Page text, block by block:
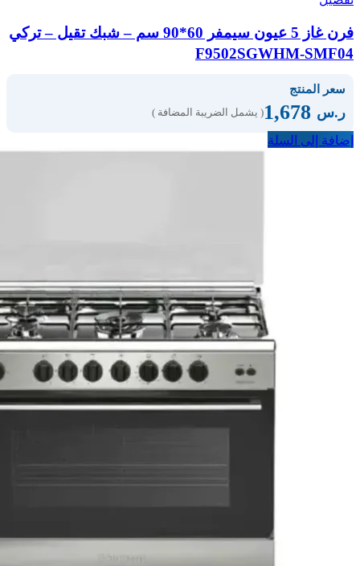
فرن غاز 5 عيون سيمفر 60*90 سم – شبك تقيل – تركي
F9502SGWHM-SMF04
سعر المنتج
ر.س ( يشمل الضريبة المضافة )
إضافة إلى السلة